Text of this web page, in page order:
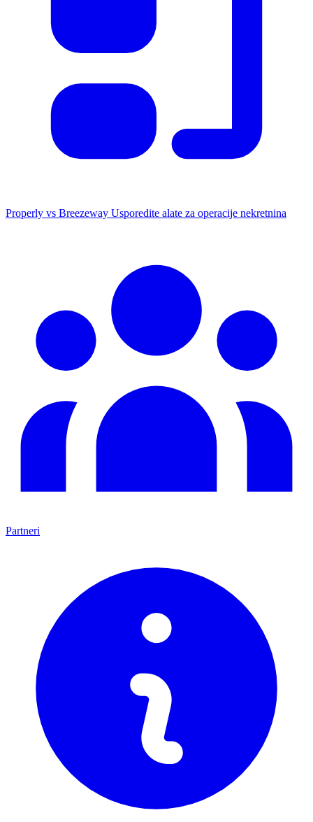
Properly vs Breezeway Usporedite alate za operacije nekretnina
Partneri